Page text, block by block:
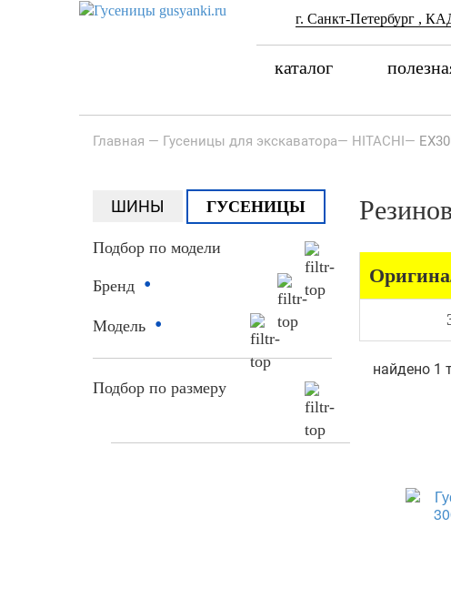
г. Санкт-Петербург ,
каталог
Главная — Гусеницы для экскаватора— HITACHI—
ШИНЫ ГУСЕНИЦЫ
Подбор по модели
Бренд •
Модель •
Подбор по размеру
найдено 1